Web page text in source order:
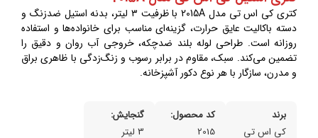
کتری کی اس تی مدل 2015A با ظرفیت ۳ لیتر، بدنه استیل ضدزنگ و
دسته باکالیت عایق حرارت، گزینه‌ای مناسب برای خانواده‌ها و استفاده
روزانه است. طراحی لوله بلند ضدچکه، خروجی آب روان و دقیق را
تضمین می‌کند. سبک، مقاوم در برابر رسوب و زنگ‌زدگی با ظاهری براق
و مدرن، سازگار با هر نوع دکور آشپزخانه.
برند
کی اس تی
کد محصول:
2015
گنجایش:
3 لیتر